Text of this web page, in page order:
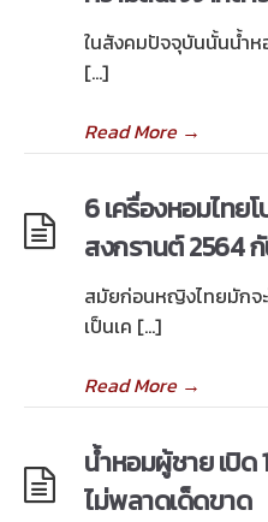
ในสังคมปัจจุบันนั้นน้ำ
[…]
Read More→
6 เครื่องหอมไทย
สงกรานต์ 2564 กั
สมัยก่อนหญิงไทยมักจะ
เป็นเค […]
Read More→
น้ำหอมผู้ชาย เปิ
ไม่พลาดเด็ดขาด